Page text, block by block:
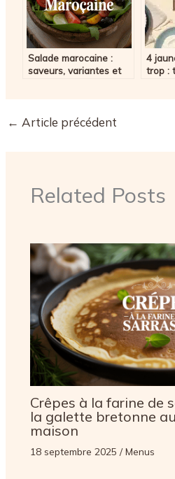
Salade marocaine :
saveurs, variantes et
4
trop :
← Article précédent
Related Posts
Crêpes à la farine de
la galette bretonne
maison
18 septembre 2025 /Menus